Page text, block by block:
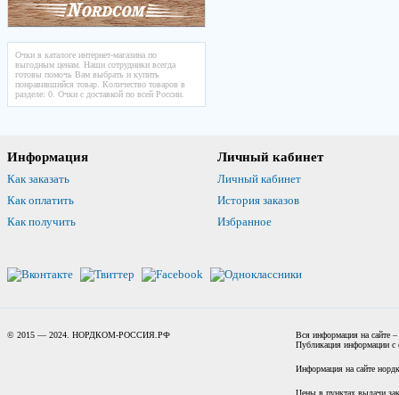
Очки в каталоге интернет-магазина по
выгодным ценам. Наши сотрудники всегда
готовы помочь Вам выбрать и купить
понравившийся товар. Количество товаров в
разделе: 0. Очки с доставкой по всей России.
Информация
Как заказать
Как оплатить
Как получить
Личный кабинет
Личный кабинет
История заказов
Избранное
© 2015 — 2024. НОРДКОМ-РОССИЯ.РФ
Вся информация на сайте –
Публикация информации с
Информация на сайте
Цены в пунктах выдачи